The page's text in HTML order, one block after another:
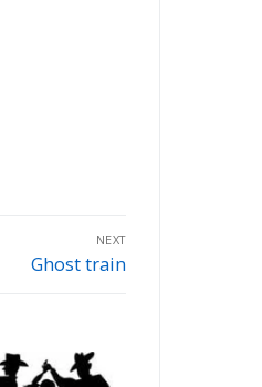
NEXT
Next
Ghost train